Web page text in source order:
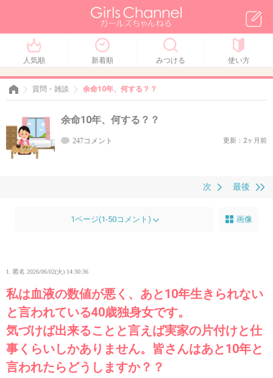
人気順 新着順 みつける 使い方
質問・雑談 余命10年、何する？？
余命10年、何する？？
247コメント 更新：2ヶ月前
最後
次
1ページ(1-50コメント) 画像
1. 匿名 2026/06/02(火) 14:30:36
私は血液の数値が悪く、あと10年生きられない
と言われている40歳独身女です。
気づけば出来ることと言えば実家の片付けと仕
事くらいしかありません。皆さんはあと10年と
言われたらどうしますか？？